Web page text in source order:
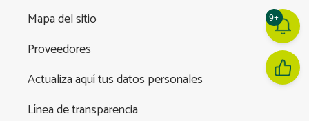
9+
Mapa del sitio
Proveedores
Actualiza aquí tus datos personales
Línea de transparencia